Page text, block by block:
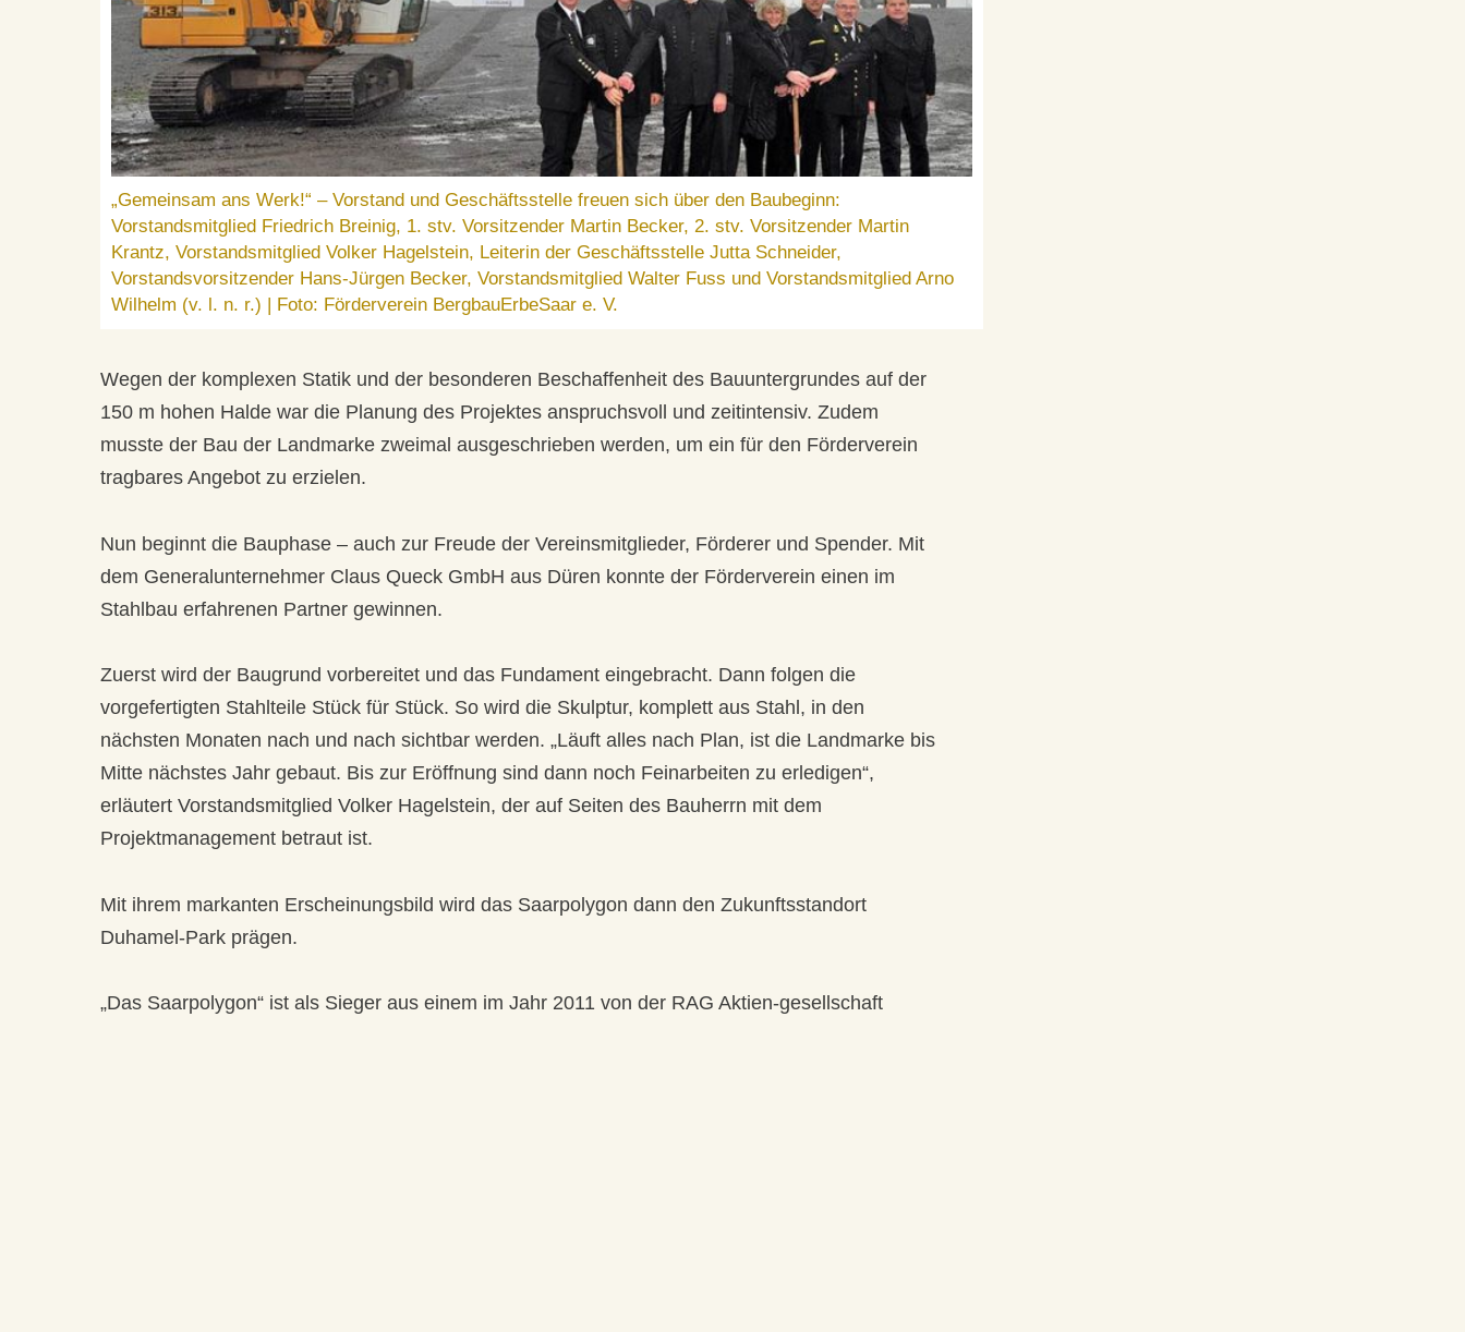
„Gemeinsam ans Werk!“ – Vorstand und Geschäftsstelle freuen sich über den Baubeginn:
Vorstandsmitglied Friedrich Breinig, 1. stv. Vorsitzender Martin Becker, 2. stv. Vorsitzender Martin
Krantz, Vorstandsmitglied Volker Hagelstein, Leiterin der Geschäftsstelle Jutta Schneider,
Vorstandsvorsitzender Hans-Jürgen Becker, Vorstandsmitglied Walter Fuss und Vorstandsmitglied Arno
Wilhelm (v. l. n. r.) | Foto: Förderverein BergbauErbeSaar e. V.
Wegen der komplexen Statik und der besonderen Beschaffenheit des Bauuntergrundes auf der
150 m hohen Halde war die Planung des Projektes anspruchsvoll und zeitintensiv. Zudem
musste der Bau der Landmarke zweimal ausgeschrieben werden, um ein für den Förderverein
tragbares Angebot zu erzielen.
Nun beginnt die Bauphase – auch zur Freude der Vereinsmitglieder, Förderer und Spender. Mit
dem Generalunternehmer Claus Queck GmbH aus Düren konnte der Förderverein einen im
Stahlbau erfahrenen Partner gewinnen.
Zuerst wird der Baugrund vorbereitet und das Fundament eingebracht. Dann folgen die
vorgefertigten Stahlteile Stück für Stück. So wird die Skulptur, komplett aus Stahl, in den
nächsten Monaten nach und nach sichtbar werden. „Läuft alles nach Plan, ist die Landmarke bis
Mitte nächstes Jahr gebaut. Bis zur Eröffnung sind dann noch Feinarbeiten zu erledigen“,
erläutert Vorstandsmitglied Volker Hagelstein, der auf Seiten des Bauherrn mit dem
Projektmanagement betraut ist.
Mit ihrem markanten Erscheinungsbild wird das Saarpolygon dann den Zukunftsstandort
Duhamel-Park prägen.
„Das Saarpolygon“ ist als Sieger aus einem im Jahr 2011 von der RAG Aktien-gesellschaft